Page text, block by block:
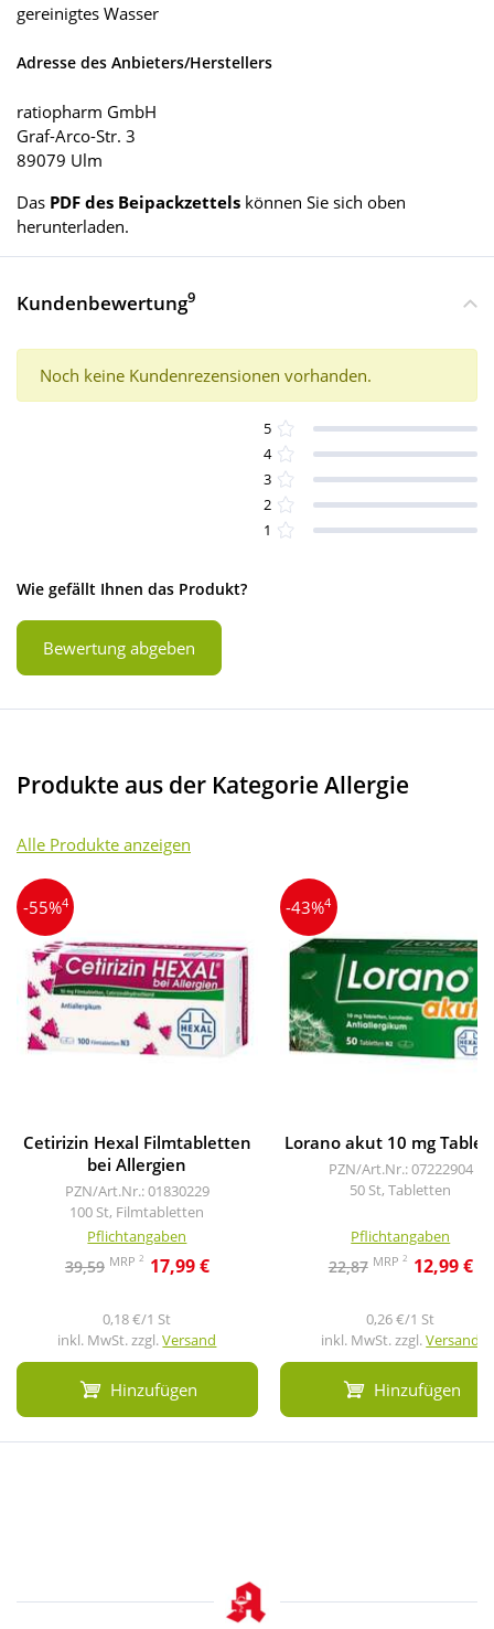
gereinigtes Wasser
Adresse des Anbieters/Herstellers
ratiopharm GmbH
Graf-Arco-Str. 3
89079 Ulm
Das PDF des Beipackzettels können Sie sich oben
herunterladen.
Kundenbewertung9
Noch keine Kundenrezensionen vorhanden.
5
4
3
2
1
Wie gefällt Ihnen das Produkt?
Bewertung abgeben
Produkte aus der Kategorie Allergie
Alle Produkte anzeigen
-55%4
Cetirizin Hexal Filmtabletten
bei Allergien
PZN/Art.Nr.: 01830229
100 St, Filmtabletten
Pflichtangaben
39,59 MRP 2 17,99 €
0,18 €/1 St
inkl. MwSt. zzgl.Versand
Hinzufügen
-43%4
Lorano akut 10 mg
PZN/Art.Nr.: 07222904
50 St, Tabletten
Pflichtangaben
22,87 MRP 2 12,99 €
0,26 €/1 St
inkl. MwSt. zzgl.Versand
Hinzufügen